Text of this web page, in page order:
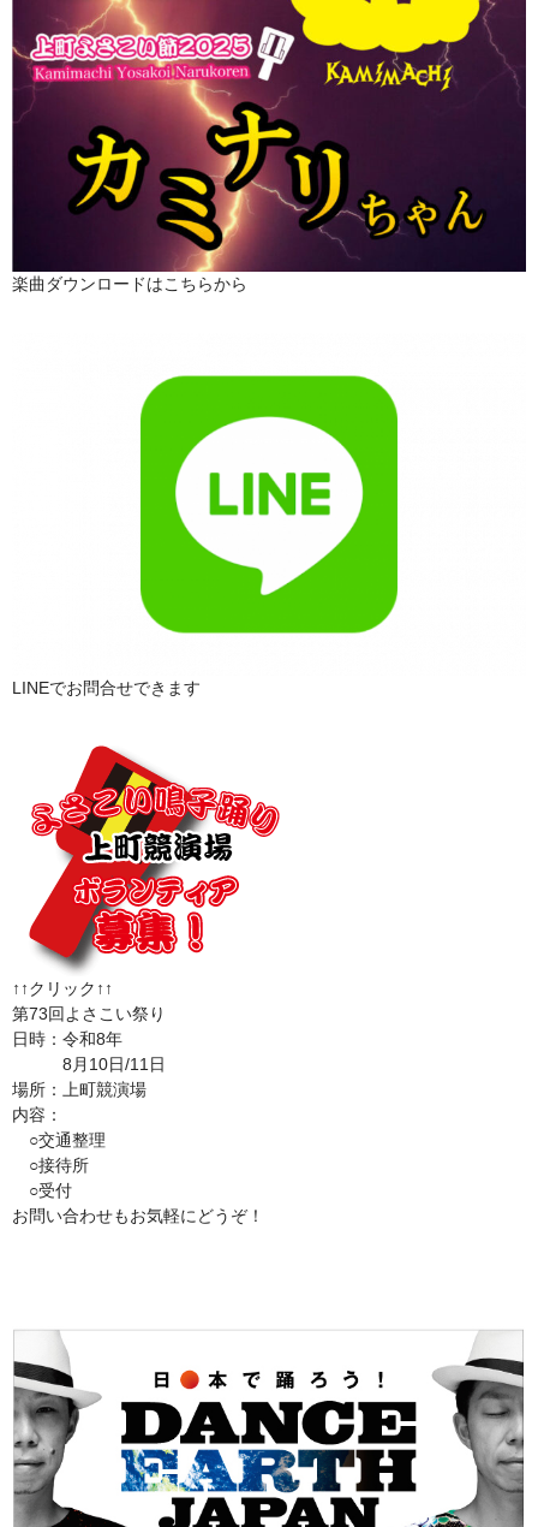
楽曲ダウンロードはこちらから
LINEでお問合せできます
↑↑クリック↑↑
第73回よさこい祭り
日時：令和8年
8月10日/11日
場所：上町競演場
内容：
○交通整理
○接待所
○受付
お問い合わせもお気軽にどうぞ！